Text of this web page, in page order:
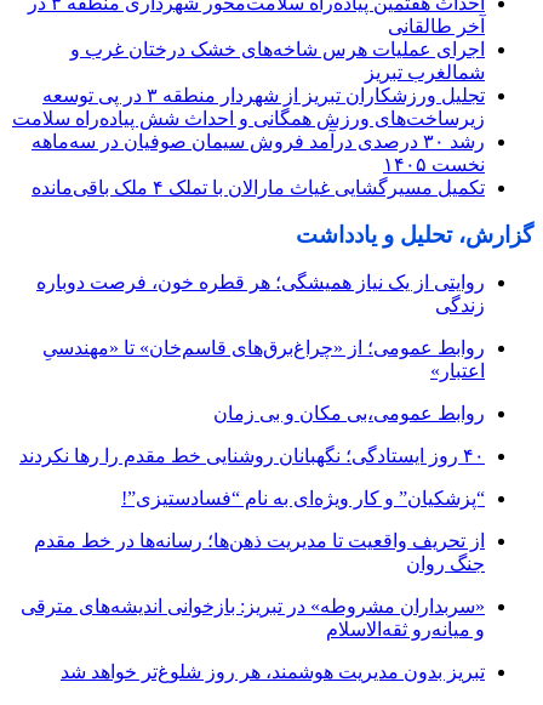
آخر طالقانی
اجرای عملیات هرس شاخه‌های خشک درختان غرب و
شمالغرب تبریز
تجلیل ورزشکاران تبریز از شهردار منطقه ۳ در پی توسعه
زیرساخت‌های ورزش همگانی و احداث شش پیاده‌راه سلامت
رشد ۳۰ درصدی درآمد فروش سیمان صوفیان در سه‌ماهه
نخست ۱۴۰۵
تکمیل مسیرگشایی غیاث مارالان با تملک ۴ ملک باقی‌مانده
گزارش، تحلیل و یادداشت
روایتی از یک نیاز همیشگی؛ هر قطره خون، فرصت دوباره
زندگی
روابط عمومی؛ از «چراغ‌برق‌های قاسم‌خان» تا «مهندسیِ
اعتبار»
روابط عمومی،بی مکان و بی زمان
۴۰ روز ایستادگی؛ نگهبانان روشنایی خط مقدم را رها نکردند
“پزشکیان” و کار ویژه‌ای به نام “فسادستیزی”!
از تحریف واقعیت تا مدیریت ذهن‌ها؛ رسانه‌ها در خط مقدم
جنگ روان
«سربداران مشروطه» در تبریز: بازخوانی اندیشه‌های مترقی
و میانه‌رو ثقه‌الاسلام
تبریز بدون مدیریت هوشمند، هر روز شلوغ‌تر خواهد شد